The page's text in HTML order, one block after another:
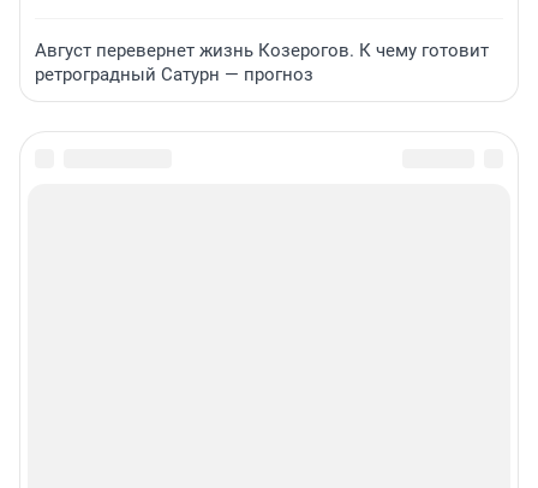
Август перевернет жизнь Козерогов. К чему готовит
ретроградный Сатурн — прогноз